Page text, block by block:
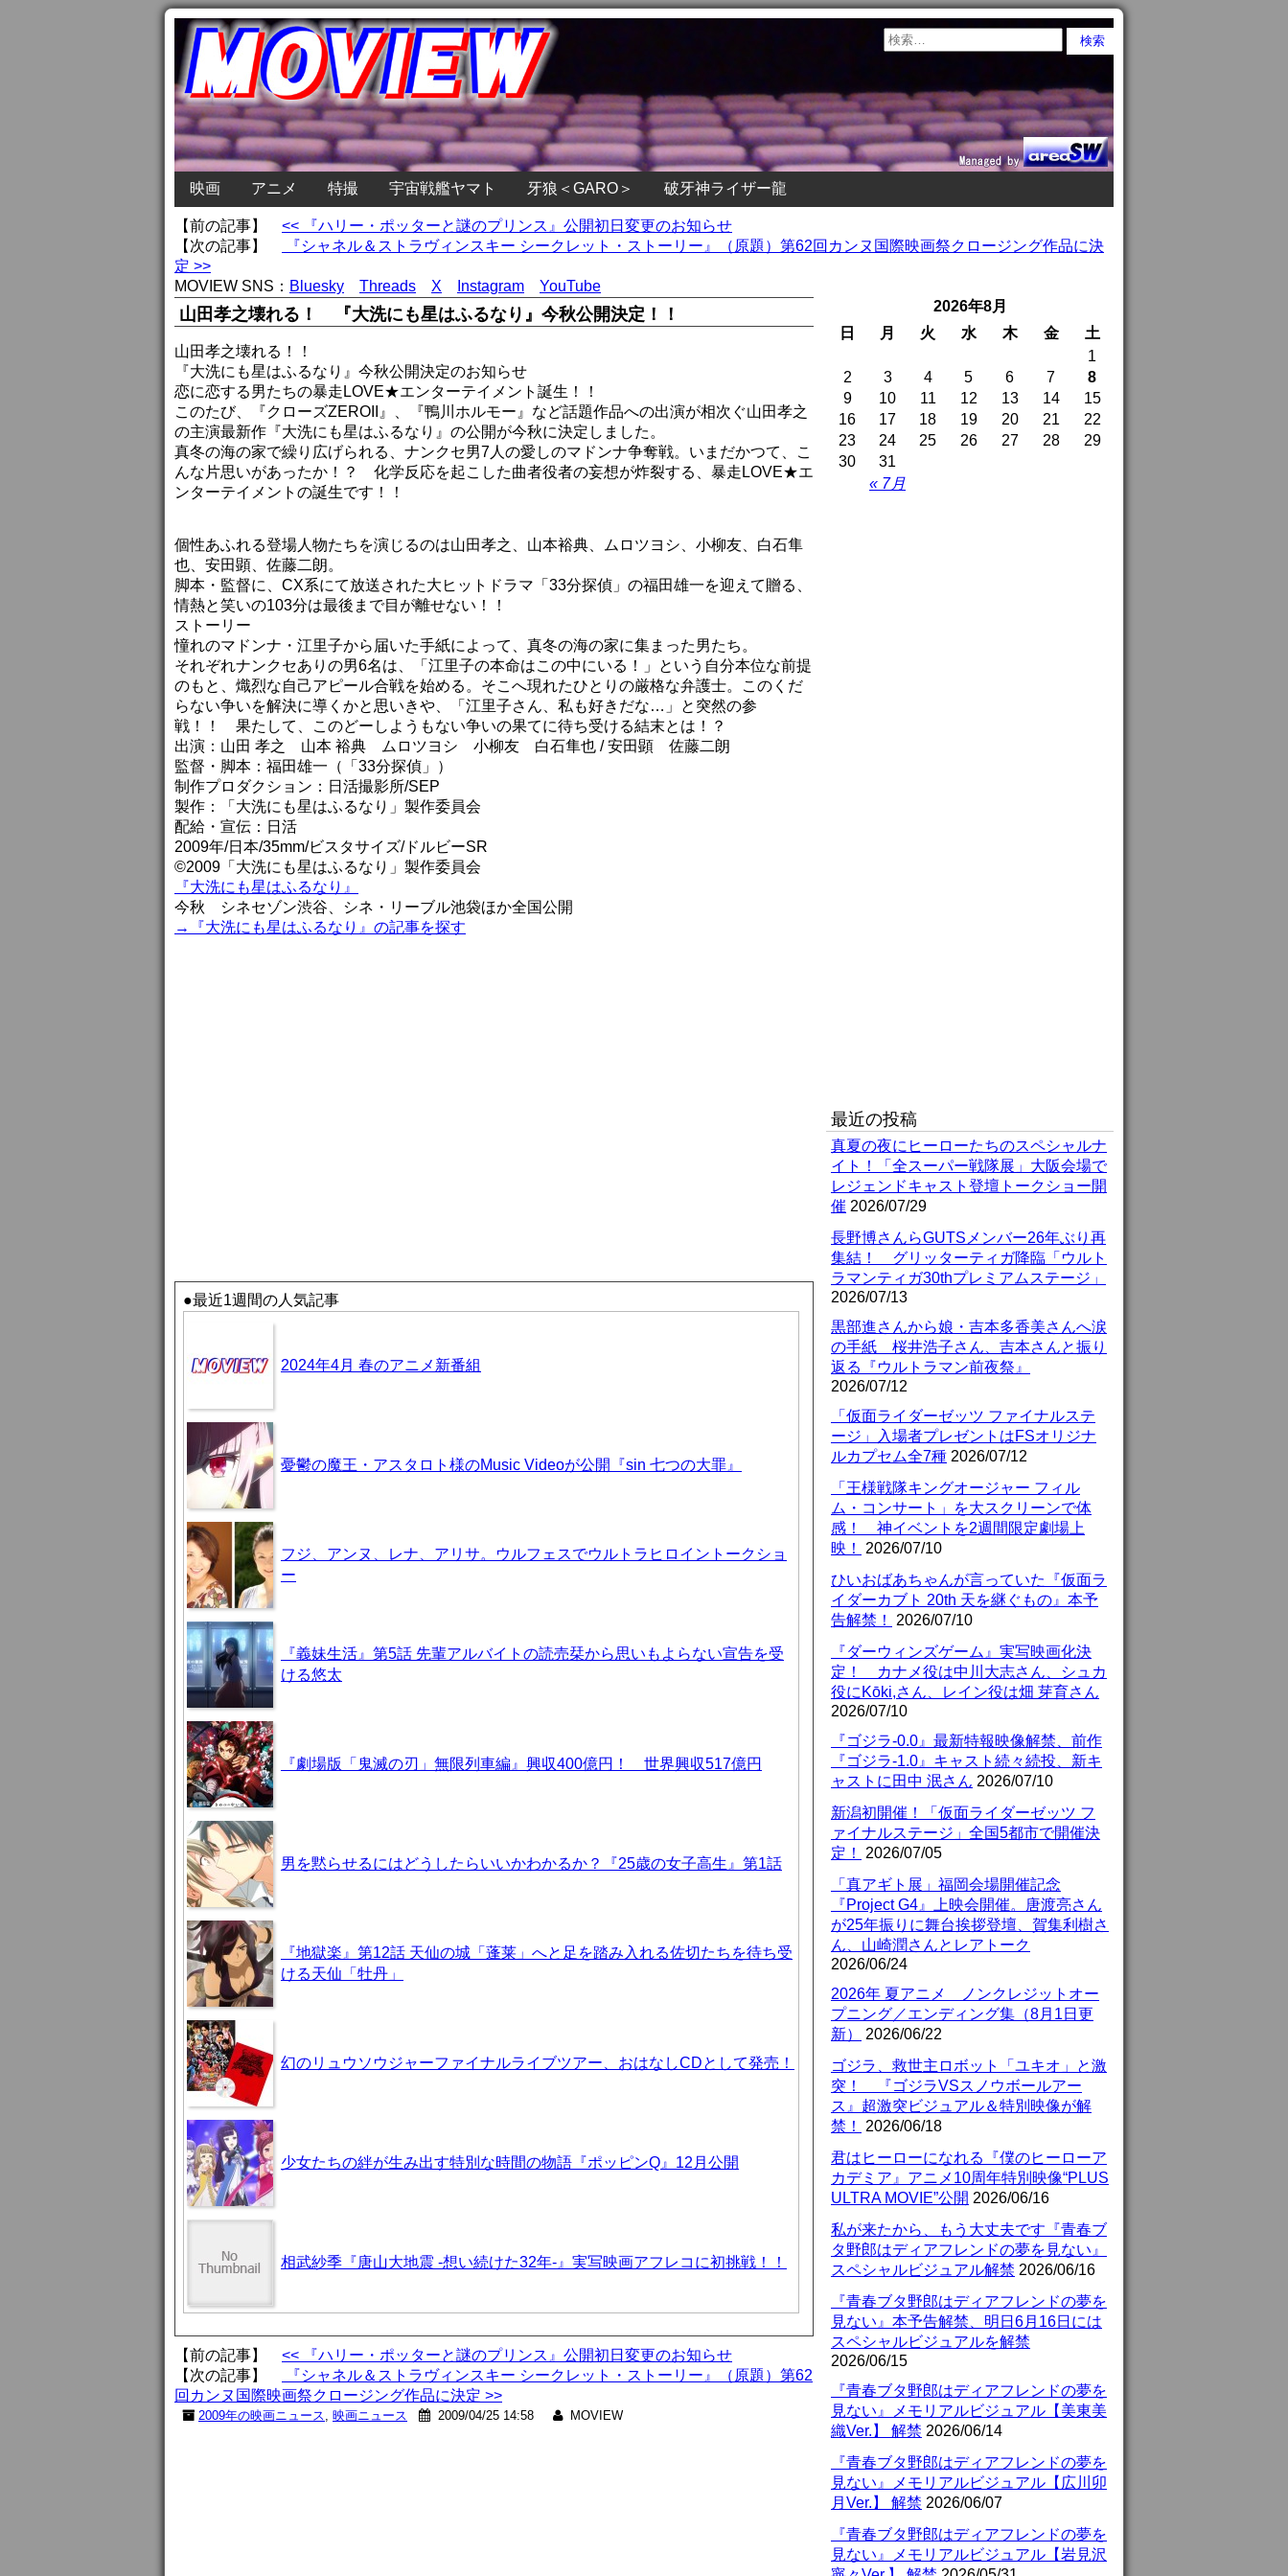
映画 アニメ 特撮 宇宙戦艦ヤマト 牙狼＜GARO＞ 破牙神ライザー龍
【前の記事】 << 『ハリー・ポッターと謎のプリンス』公開初日変更のお知らせ
【次の記事】
『シャネル＆ストラヴィンスキー シークレット・ストーリー』（原題）第62回カンヌ国際映画祭クロージング作品に決
定 >>
MOVIEW SNS： Bluesky Threads X Instagram YouTube
山田孝之壊れる！ 『大洗にも星はふるなり』今秋公開決定！！
山田孝之壊れる！！
『大洗にも星はふるなり』今秋公開決定のお知らせ
恋に恋する男たちの暴走LOVE★エンターテイメント誕生！！
このたび、『クローズZEROII』、『鴨川ホルモー』など話題作品への出演が相次ぐ山田孝之
の主演最新作『大洗にも星はふるなり』の公開が今秋に決定しました。
真冬の海の家で繰り広げられる、ナンクセ男7人の愛しのマドンナ争奪戦。いまだかつて、こ
んな片思いがあったか！？ 化学反応を起こした曲者役者の妄想が炸裂する、暴走LOVE★エ
ンターテイメントの誕生です！！
個性あふれる登場人物たちを演じるのは山田孝之、山本裕典、ムロツヨシ、小柳友、白石隼
也、安田顕、佐藤二朗。
脚本・監督に、CX系にて放送された大ヒットドラマ「33分探偵」の福田雄一を迎えて贈る、
情熱と笑いの103分は最後まで目が離せない！！
ストーリー
憧れのマドンナ・江里子から届いた手紙によって、真冬の海の家に集まった男たち。
それぞれナンクセありの男6名は、「江里子の本命はこの中にいる！」という自分本位な前提
のもと、熾烈な自己アピール合戦を始める。そこへ現れたひとりの厳格な弁護士。このくだ
らない争いを解決に導くかと思いきや、「江里子さん、私も好きだな…」と突然の参
戦！！ 果たして、このどーしようもない争いの果てに待ち受ける結末とは！？
出演：山田 孝之 山本 裕典 ムロツヨシ 小柳友 白石隼也 / 安田顕 佐藤二朗
監督・脚本：福田雄一（「33分探偵」）
制作プロダクション：日活撮影所/SEP
製作：「大洗にも星はふるなり」製作委員会
配給・宣伝：日活
2009年/日本/35mm/ビスタサイズ/ドルビーSR
©2009「大洗にも星はふるなり」製作委員会
『大洗にも星はふるなり』
今秋 シネセゾン渋谷、シネ・リーブル池袋ほか全国公開
→『大洗にも星はふるなり』の記事を探す
●最近1週間の人気記事
2024年4月 春のアニメ新番組
憂鬱の魔王・アスタロト様のMusic Videoが公開『sin 七つの大罪』
フジ、アンヌ、レナ、アリサ。ウルフェスでウルトラヒロイントークショ
ー
『義妹生活』第5話 先輩アルバイトの読売栞から思いもよらない宣告を受
ける悠太
『劇場版「鬼滅の刃」無限列車編』興収400億円！ 世界興収517億円
男を黙らせるにはどうしたらいいかわかるか？『25歳の女子高生』第1話
『地獄楽』第12話 天仙の城「蓬莱」へと足を踏み入れる佐切たちを待ち受
ける天仙「牡丹」
幻のリュウソウジャーファイナルライブツアー、おはなしCDとして発売！
少女たちの絆が生み出す特別な時間の物語『ポッピンQ』12月公開
相武紗季『唐山大地震 -想い続けた32年-』実写映画アフレコに初挑戦！！
【前の記事】 << 『ハリー・ポッターと謎のプリンス』公開初日変更のお知らせ
【次の記事】
『シャネル＆ストラヴィンスキー シークレット・ストーリー』（原題）第62
回カンヌ国際映画祭クロージング作品に決定 >>
2009年の映画ニュース, 映画ニュース 2009/04/25 14:58 MOVIEW
2026年8月
日
月 火 水 木 金 土
« 7月
1
2
3 4 5 6 7
8
9
10 11 12 13 14
15
16
17 18 19 20 21
22
23
24 25 26 27 28
29
30
31
最近の投稿
真夏の夜にヒーローたちのスペシャルナ
イト！「全スーパー戦隊展」大阪会場で
レジェンドキャスト登壇トークショー開
催 2026/07/29
長野博さんらGUTSメンバー26年ぶり再
集結！ グリッターティガ降臨「ウルト
ラマンティガ30thプレミアムステージ」
2026/07/13
黒部進さんから娘・吉本多香美さんへ涙
の手紙 桜井浩子さん、吉本さんと振り
返る『ウルトラマン前夜祭』
2026/07/12
「仮面ライダーゼッツ ファイナルステ
ージ」入場者プレゼントはFSオリジナ
ルカプセム全7種 2026/07/12
「王様戦隊キングオージャー フィル
ム・コンサート」を大スクリーンで体
感！ 神イベントを2週間限定劇場上
映！
2026/07/10
ひいおばあちゃんが言っていた『仮面ラ
イダーカブト 20th 天を継ぐもの』本予
告解禁！
2026/07/10
『ダーウィンズゲーム』実写映画化決
定！ カナメ役は中川大志さん、シュカ
役にKōki,さん、レイン役は畑 芽育さん
2026/07/10
『ゴジラ-0.0』最新特報映像解禁、前作
『ゴジラ-1.0』キャスト続々続投、新キ
ャストに田中 泯さん 2026/07/10
新潟初開催！「仮面ライダーゼッツ フ
ァイナルステージ」全国5都市で開催決
定！
2026/07/05
「真アギト展」福岡会場開催記念
『Project G4』上映会開催。唐渡亮さん
が25年振りに舞台挨拶登壇、賀集利樹さ
ん、山崎潤さんとレアトーク
2026/06/24
2026年 夏アニメ ノンクレジットオー
プニング／エンディング集（8月1日更
新）
2026/06/22
ゴジラ、救世主ロボット「ユキオ」と激
突！ 『ゴジラVSスノウボールアー
ス』超激突ビジュアル＆特別映像が解
禁！
2026/06/18
君はヒーローになれる『僕のヒーローア
カデミア』アニメ10周年特別映像“PLUS
ULTRA MOVIE”公開 2026/06/16
私が来たから、もう大丈夫です『青春ブ
タ野郎はディアフレンドの夢を見ない』
スペシャルビジュアル解禁 2026/06/16
『青春ブタ野郎はディアフレンドの夢を
見ない』本予告解禁、明日6月16日には
スペシャルビジュアルを解禁
2026/06/15
『青春ブタ野郎はディアフレンドの夢を
見ない』メモリアルビジュアル【美東美
織Ver.】 解禁 2026/06/14
『青春ブタ野郎はディアフレンドの夢を
見ない』メモリアルビジュアル【広川卯
月Ver.】 解禁 2026/06/07
『青春ブタ野郎はディアフレンドの夢を
見ない』メモリアルビジュアル【岩見沢